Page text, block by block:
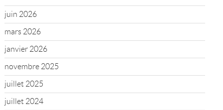
juin 2026
mars 2026
janvier 2026
novembre 2025
juillet 2025
juillet 2024